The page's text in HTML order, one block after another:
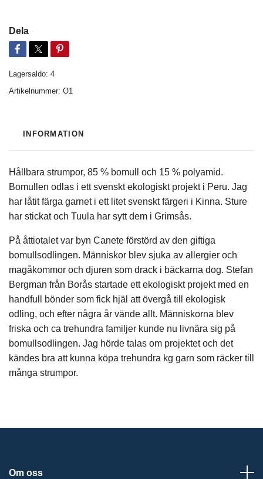
Dela
Lagersaldo: 4
Artikelnummer: O1
INFORMATION
Hållbara strumpor, 85 % bomull och 15 % polyamid.
Bomullen odlas i ett svenskt ekologiskt projekt i Peru. Jag
har låtit färga garnet i ett litet svenskt färgeri i Kinna. Sture
har stickat och Tuula har sytt dem i Grimsås.
På åttiotalet var byn Canete förstörd av den giftiga
bomullsodlingen. Människor blev sjuka av allergier och
magåkommor och djuren som drack i bäckarna dog. Stefan
Bergman från Borås startade ett ekologiskt projekt med en
handfull bönder som fick hjäl att övergå till ekologisk
odling, och efter några år vände allt. Människorna blev
friska och ca trehundra familjer kunde nu livnära sig på
bomullsodlingen. Jag hörde talas om projektet och det
kändes bra att kunna köpa trehundra kg garn som räcker till
många strumpor.
Om oss